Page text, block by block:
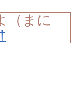
（まに